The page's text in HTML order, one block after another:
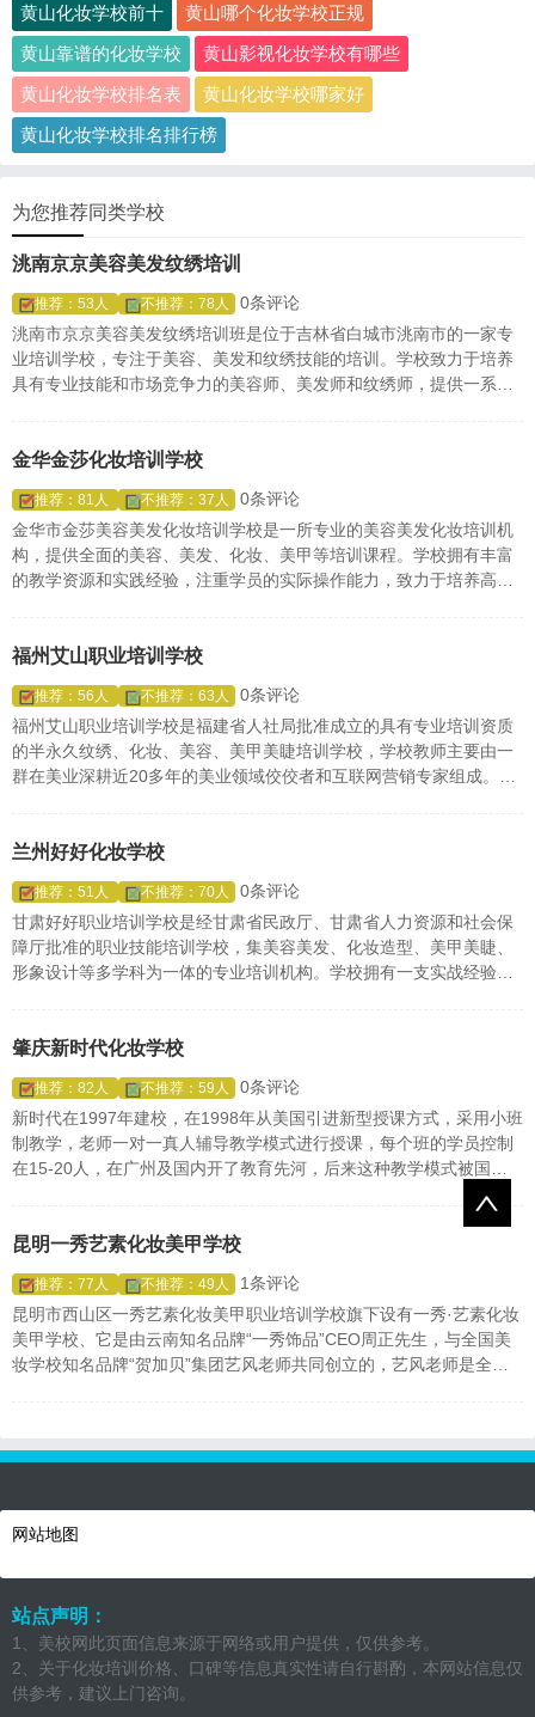
黄山化妆学校前十
黄山哪个化妆学校正规
黄山靠谱的化妆学校
黄山影视化妆学校有哪些
黄山化妆学校排名表
黄山化妆学校哪家好
黄山化妆学校排名排行榜
为您推荐同类学校
洮南京京美容美发纹绣培训
推荐：53人 不推荐：78人
0条评论
洮南市京京美容美发纹绣培训班是位于吉林省白城市洮南市的一家专
业培训学校，专注于美容、美发和纹绣技能的培训。学校致力于培养
具有专业技能和市场竞争力的美容师、美发师和纹绣师，提供一系列
金华金莎化妆培训学校
推荐：81人 不推荐：37人
0条评论
金华市金莎美容美发化妆培训学校是一所专业的美容美发化妆培训机
构，提供全面的美容、美发、化妆、美甲等培训课程。学校拥有丰富
的教学资源和实践经验，注重学员的实际操作能力，致力于培养高素
福州艾山职业培训学校
推荐：56人 不推荐：63人
0条评论
福州艾山职业培训学校是福建省人社局批准成立的具有专业培训资质
的半永久纹绣、化妆、美容、美甲美睫培训学校，学校教师主要由一
群在美业深耕近20多年的美业领域佼佼者和互联网营销专家组成。多
为了一所真正具备专业影响力的品牌学校,塑造了行业标杆形象。
兰州好好化妆学校
推荐：51人 不推荐：70人
0条评论
甘肃好好职业培训学校是经甘肃省民政厅、甘肃省人力资源和社会保
障厅批准的职业技能培训学校，集美容美发、化妆造型、美甲美睫、
形象设计等多学科为一体的专业培训机构。学校拥有一支实战经验丰
肇庆新时代化妆学校
推荐：82人 不推荐：59人
0条评论
新时代在1997年建校，在1998年从美国引进新型授课方式，采用小班
制教学，老师一对一真人辅导教学模式进行授课，每个班的学员控制
在15-20人，在广州及国内开了教育先河，后来这种教学模式被国内
昆明一秀艺素化妆美甲学校
推荐：77人 不推荐：49人
1条评论
昆明市西山区一秀艺素化妆美甲职业培训学校旗下设有一秀·艺素化妆
美甲学校、它是由云南知名品牌“一秀饰品”CEO周正先生，与全国美
妆学校知名品牌“贺加贝”集团艺风老师共同创立的，艺风老师是全国
网站地图
站点声明：
1、美校网此页面信息来源于网络或用户提供，仅供参考。
2、关于化妆培训价格、口碑等信息真实性请自行斟酌，本网站信息仅
供参考，建议上门咨询。